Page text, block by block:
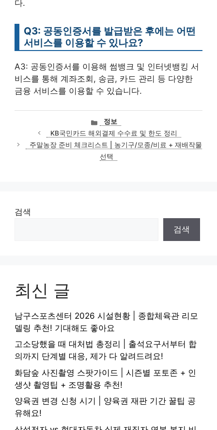
다.
Q3: 공동인증서를 발급받은 후에는 어떤
서비스를 이용할 수 있나요?
A3: 공동인증서를 이용해 썸뱅크 및 인터넷뱅킹 서
비스를 통해 계좌조회, 송금, 카드 관리 등 다양한
금융 서비스를 이용할 수 있습니다.
카
테
고
리
정보
KB국민카드 해외결제 수수료 및 한도 정리
주말농장 준비 체크리스트 | 농기구/모종/비료 + 재배작물
선택
검색
검색
최신 글
남구스포츠센터 2026 시설현황 | 종합체육관 리모
델링 추천! 기대해도 좋아요
고소당했을 때 대처법 총정리 | 출석요구서부터 합
의까지 단계별 대응, 제가 다 알려드려요!
화담숲 사진촬영 스팟가이드 | 시즌별 포토존 + 인
생샷 촬영팁 + 조명활용 추천!
양육권 변경 신청 시기 | 양육권 재판 기간 꿀팁 공
유해요!